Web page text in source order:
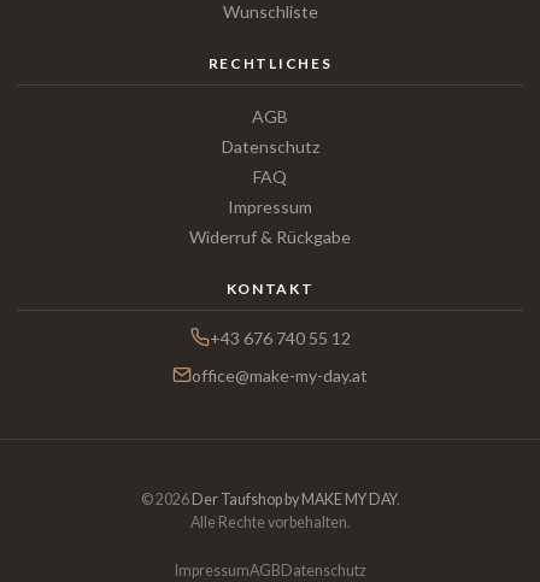
Wunschliste
RECHTLICHES
AGB
Datenschutz
FAQ
Impressum
Widerruf & Rückgabe
KONTAKT
+43 676 740 55 12
office@make-my-day.at
© 2026 Der Taufshop by MAKE MY DAY.
Alle Rechte vorbehalten.
ImpressumAGB Datenschutz